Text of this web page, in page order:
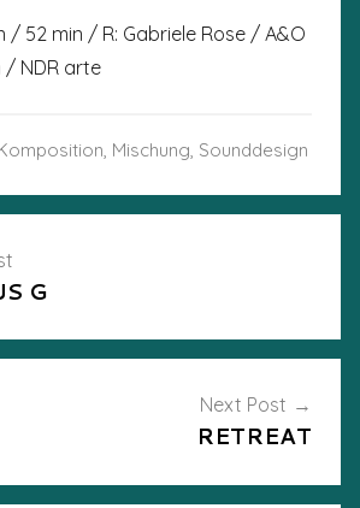
/ 52 min / R: Gabriele Rose / A&O
/ NDR arte
Mischung Sounddesign
G
Next Post
RETREAT